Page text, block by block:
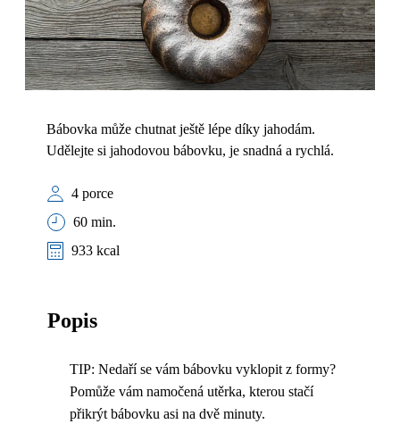
Bábovka může chutnat ještě lépe díky jahodám.
Udělejte si jahodovou bábovku, je snadná a rychlá.
4 porce
60 min.
933 kcal
Popis
TIP: Nedaří se vám bábovku vyklopit z formy?
Pomůže vám namočená utěrka, kterou stačí
přikrýt bábovku asi na dvě minuty.